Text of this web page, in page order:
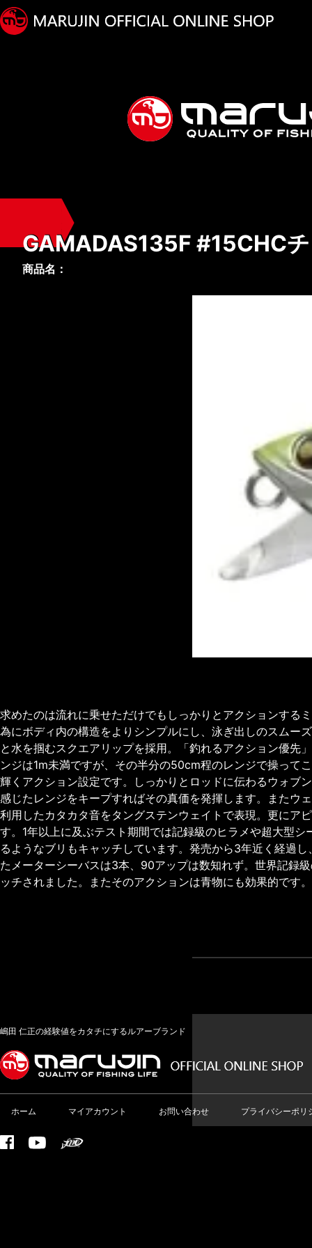
GAMADAS135F #15CHC
商品名：
求めたのは流れに乗せただけでもしっかりとアクションする
為にボディ内の構造をよりシンプルにし、泳ぎ出しのスムー
と水を掴むスクエアリップを採用。「釣れるアクション優先
ンジは1m未満ですが、その半分の50cm程のレンジで操って
輝くアクション設定です。しっかりとロッドに伝わるウォブ
感じたレンジをキープすればその真価を発揮します。またウ
利用したカタカタ音をタングステンウェイトで表現。更にア
す。1年以上に及ぶテスト期間では記録級のヒラメや超大型シ
るようなブリもキャッチしています。発売から3年近く経過
たメーターシーバスは3本、90アップは数知れず。世界記録
ッチされました。またそのアクションは青物にも効果的です。
嶋田 仁正の経験値をカタチにするルアーブランド
ホーム マイアカウント お問い合わせ プライバシーポリ